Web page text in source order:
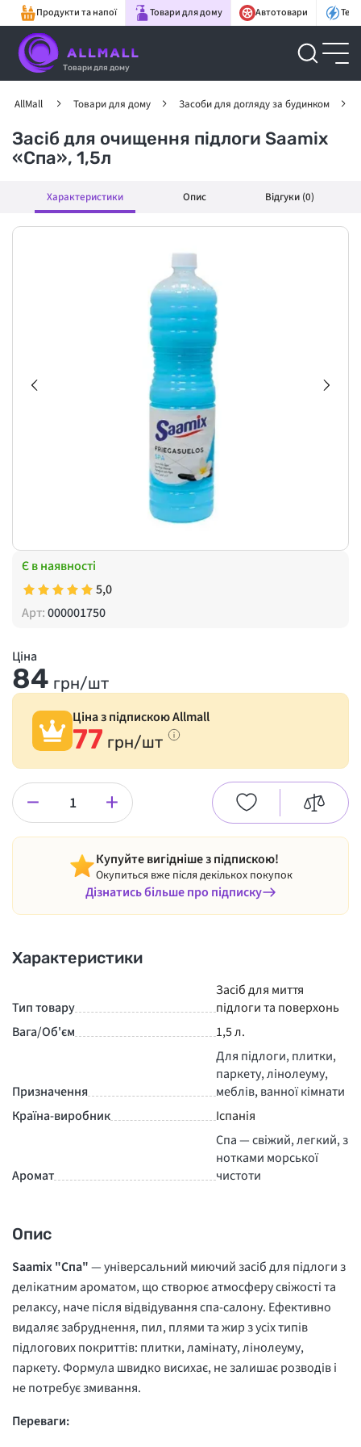
Продукти та напої Товари для дому Автотовари
Товари для дому
AllMall Товари для дому Засоби для догляду за будинком
Засіб для очищення підлоги Saamix
«Спа», 1,5л
Характеристики Опис Відгуки (0)
Є в наявності
5,0
Арт:000001750
Ціна
84 грн/шт
Ціна з підпискою Allmall
77 грн/шт
− +
Купуйте вигідніше з підпискою!
Окупиться вже після декількох покупок
Дізнатись більше про підписку
Характеристики
Тип товару
Засіб для миття
підлоги та поверхонь
Вага/Об'єм
1,5 л.
Призначення
Для підлоги, плитки,
паркету, лінолеуму,
меблів, ванної кімнати
Країна-виробник
Іспанія
Аромат
Спа — свіжий, легкий, з
нотками морської
чистоти
Опис
Saamix "Спа"— універсальний миючий засіб для підлоги з
делікатним ароматом, що створює атмосферу свіжості та
релаксу, наче після відвідування спа-салону. Ефективно
видаляє забруднення, пил, плями та жир з усіх типів
підлогових покриттів: плитки, ламінату, лінолеуму,
паркету. Формула швидко висихає, не залишає розводів і
не потребує змивання.
Переваги: